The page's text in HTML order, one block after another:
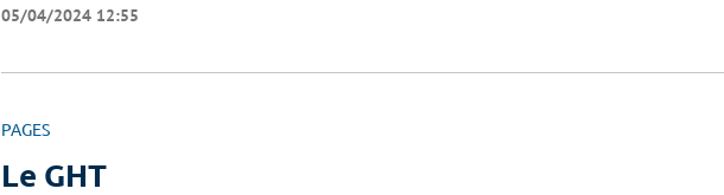
05/04/2024 12:55
PAGES
Le GHT